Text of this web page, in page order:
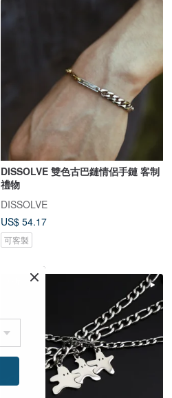
DISSOLVE 雙色古巴鏈情侶手鏈 客制
禮物
DISSOLVE
US$ 54.17
可客製